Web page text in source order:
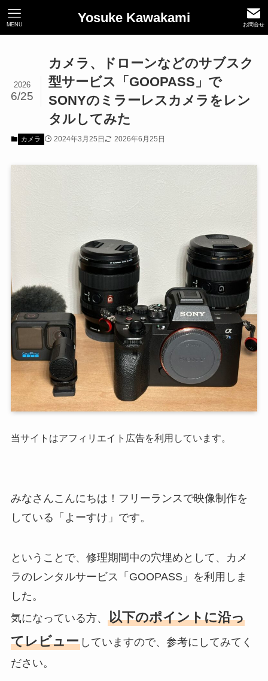
Yosuke Kawakami お問合せ
MENU
カメラ、ドローンなどのサブスク
型サービス「GOOPASS」で
SONYのミラーレスカメラをレン
タルしてみた
2026
6/25
カメラ 2024年3月25日 2026年6月25日
当サイトはアフィリエイト広告を利用しています。
みなさんこんにちは！フリーランスで映像制作を
している「よーすけ」です。
ということで、修理期間中の穴埋めとして、カメ
ラのレンタルサービス「GOOPASS」を利用しま
した。
気になっている方、 以下のポイントに沿っ
てレビューしていますので、参考にしてみてく
ださい。